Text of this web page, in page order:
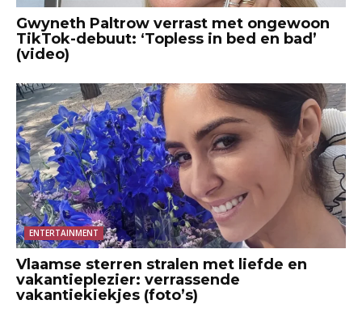
Gwyneth Paltrow verrast met ongewoon
TikTok-debuut: ‘Topless in bed en bad’
(video)
ENTERTAINMENT
Vlaamse sterren stralen met liefde en
vakantieplezier: verrassende
vakantiekiekjes (foto’s)